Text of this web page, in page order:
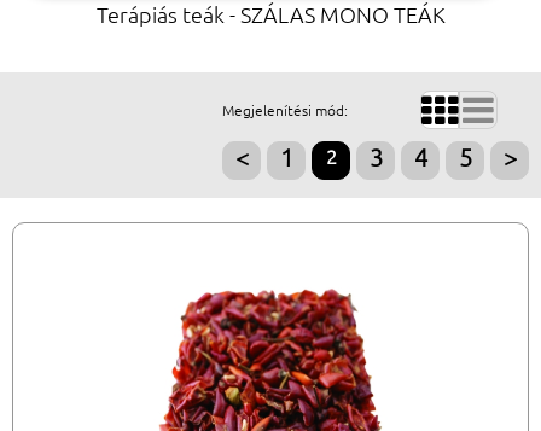
Terápiás teák - SZÁLAS MONO TEÁK
Megjelenítési mód: 
< 1 2 3 4 5 >